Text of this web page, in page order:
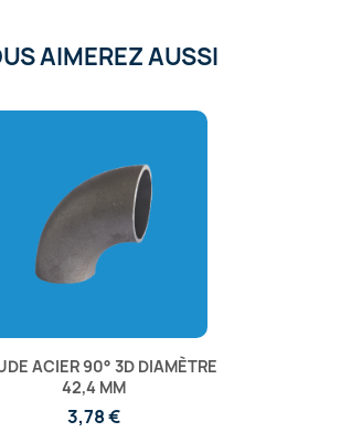
AIMEREZ AUSSI
ACIER 90° 3D DIAMÈTRE
42,4 MM
3,78 €